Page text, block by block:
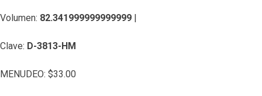
Volumen: 82.341999999999999 |
Clave: D-3813-HM
MENUDEO: $33.00